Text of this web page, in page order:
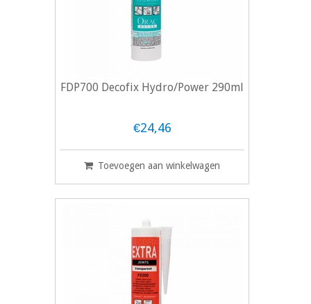
FDP700 Decofix Hydro/Power 290ml
€24,46
Toevoegen aan winkelwagen